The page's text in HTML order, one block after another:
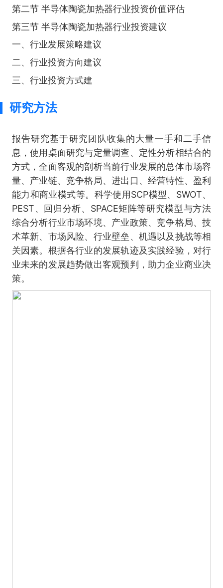
第二节 半导体陶瓷加热器行业投资价值评估
第三节 半导体陶瓷加热器行业投资建议
一、行业发展策略建议
二、行业投资方向建议
三、行业投资方式建
研究方法
报告研究基于研究团队收集的大量一手和二手信
息，使用桌面研究与定量调查、定性分析相结合的
方式，全面客观的剖析当前行业发展的总体市场容
量、产业链、竞争格局、进出口、经营特性、盈利
能力和商业模式等。科学使用SCP模型、SWOT、
PEST、回归分析、SPACE矩阵等研究模型与方法
综合分析行业市场环境、产业政策、竞争格局、技
术革新、市场风险、行业壁垒、机遇以及挑战等相
关因素。根据各行业的发展轨迹及实践经验，对行
业未来的发展趋势做出客观预判，助力企业商业决
策。